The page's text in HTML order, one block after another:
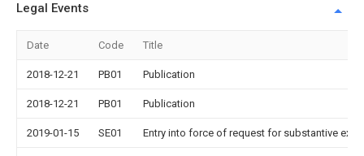
Legal Events
Date Code Title
2018-12-21 PB01 Publication
2018-12-21 PB01 Publication
2019-01-15 SE01 Entry into force of request for substantive